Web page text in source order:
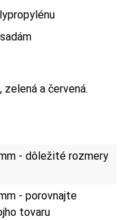
a červená.
- dôležité rozmery
- porovnajte
tovaru